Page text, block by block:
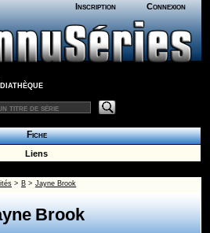
Inscription Connexion
Fiche
Liens
> B> Jayne Brook
Brook